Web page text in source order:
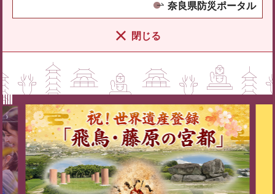
奈良県防災ポータル
閉じる